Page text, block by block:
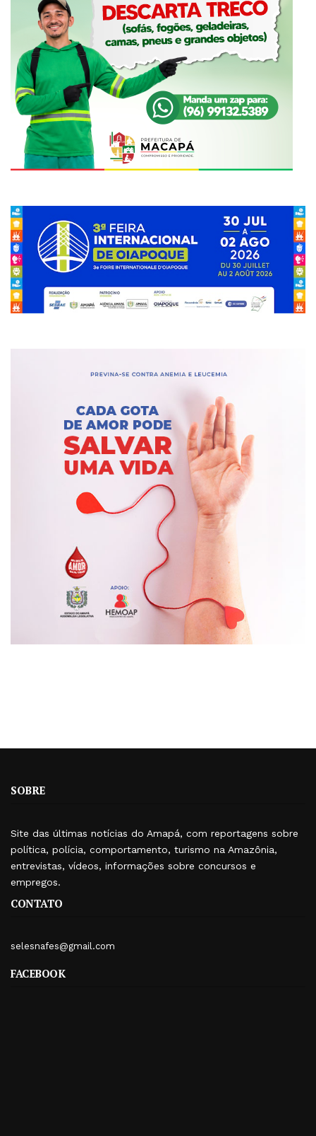
SOBRE
Site das últimas notícias do Amapá, com reportagens sobre
política, polícia, comportamento, turismo na Amazônia,
entrevistas, vídeos, informações sobre concursos e
empregos.
CONTATO
selesnafes@gmail.com
FACEBOOK